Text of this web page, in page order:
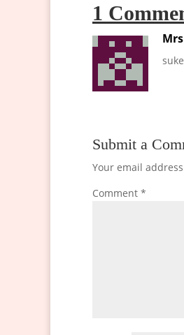
1
Submit a
Your email
Comment *